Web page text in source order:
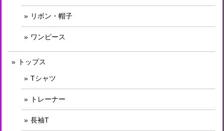
リボン・帽子
ワンピース
トップス
Tシャツ
トレーナー
長袖T